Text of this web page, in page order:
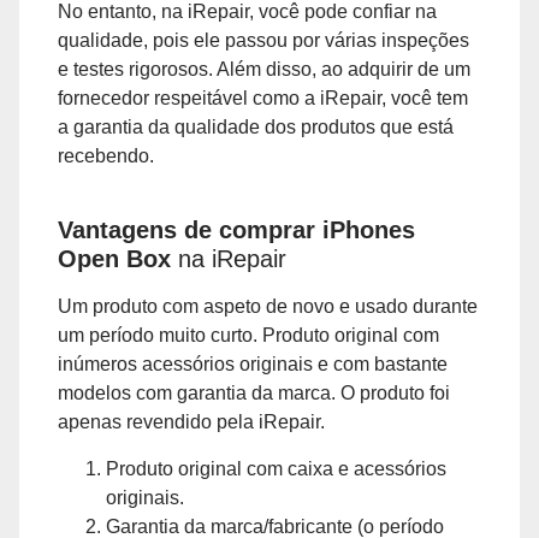
No entanto, na iRepair, você pode confiar na
qualidade, pois ele passou por várias inspeções
e testes rigorosos. Além disso, ao adquirir de um
fornecedor respeitável como a iRepair, você tem
a garantia da qualidade dos produtos que está
recebendo.
Vantagens de comprar iPhones
Open Box na iRepair
Um produto com aspeto de novo e usado durante
um período muito curto. Produto original com
inúmeros acessórios originais e com bastante
modelos com garantia da marca. O produto foi
apenas revendido pela iRepair.
Produto original com caixa e acessórios
originais.
Garantia da marca/fabricante (o período